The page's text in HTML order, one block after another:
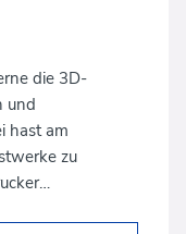
die 3D-
und
hast am
zu